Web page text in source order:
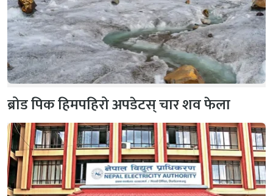
ब्रोड पिक हिमपहिरो अपडेटस् चार शव फेला